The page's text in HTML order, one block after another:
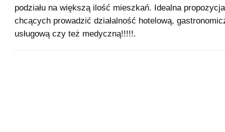
podziału na większą ilość mieszkań. Idealna
chcących prowadzić działalność hotelową,
usługową czy też medyczną!!!!!.